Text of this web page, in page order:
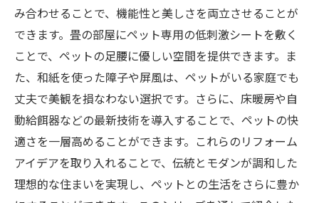
ペットと人が共に暮らすためのリフォーム
の秘訣
み合わせることで、機能性と美しさを両立させることが
できます。畳の部屋にペット専用の低刺激シートを敷く
ことで、ペットの足腰に優しい空間を提供できます。ま
た、和紙を使った障子や屏風は、ペットがいる家庭でも
丈夫で美観を損なわない選択です。さらに、床暖房や自
動給餌器などの最新技術を導入することで、ペットの快
適さを一層高めることができます。これらのリフォーム
アイデアを取り入れることで、伝統とモダンが調和した
理想的な住まいを実現し、ペットとの生活をさらに豊か